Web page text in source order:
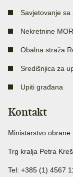
Savjetovanje sa
Nekretnine
Obalna straža
Središnjica za
Upiti građana
Kontakt
Ministarstvo
Trg kralja Petra
Tel: +385 (1) 4567